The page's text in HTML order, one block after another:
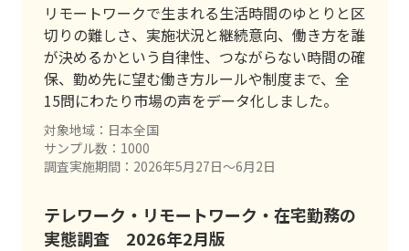
リモートワークで生まれる生活時間のゆとりと区
切りの難しさ、実施状況と継続意向、働き方を誰
が決めるかという自律性、つながらない時間の確
保、勤め先に望む働き方ルールや制度まで、全
15問にわたり市場の声をデータ化しました。
対象地域：日本全国
サンプル数：1000
調査実施期間：2026年5月27日〜6月2日
テレワーク・リモートワーク・在宅勤務の
実態調査 2026年2月版